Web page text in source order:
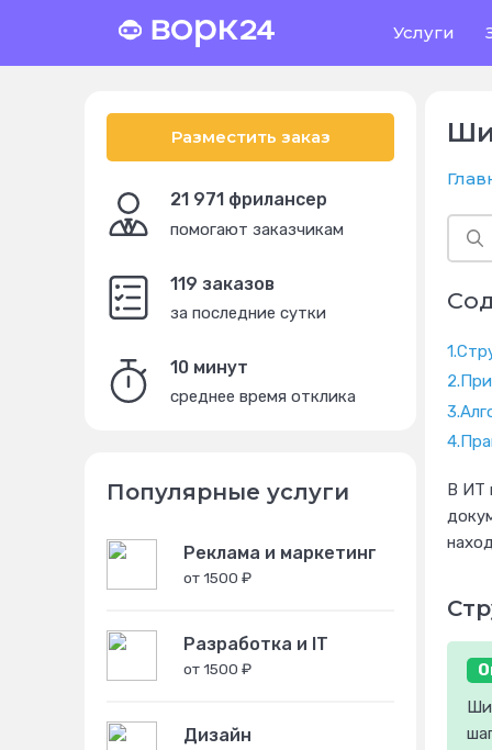
Услуги
Разместить заказ
21 971 фрилансер
помогают заказчикам
119 заказов
за последние сутки
10 минут
среднее время отклика
Популярные услуги
Реклама и маркетинг
от 1500 ₽
Разработка и IT
от 1500 ₽
Дизайн
1.
2.
3.
4.
В ИТ